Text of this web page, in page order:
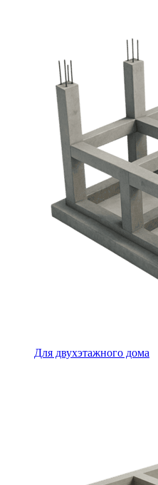
Для двухэтажного дома